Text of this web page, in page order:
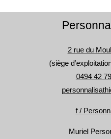
2 rue du
(siège
0494 42
f /
Muriel